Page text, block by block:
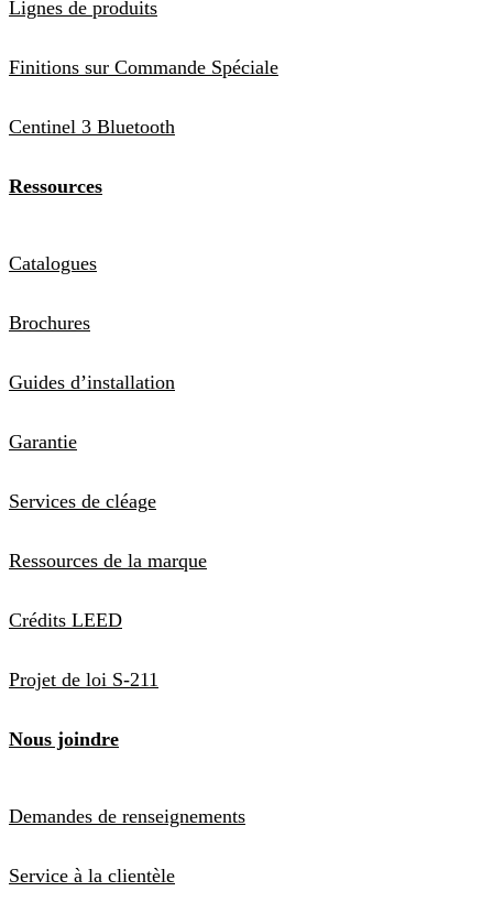
Lignes de produits
Finitions sur Commande Spéciale
Centinel 3 Bluetooth
Ressources
Catalogues
Brochures
Guides d’installation
Garantie
Services de cléage
Ressources de la marque
Crédits LEED
Projet de loi S-211
Nous joindre
Demandes de renseignements
Service à la clientèle